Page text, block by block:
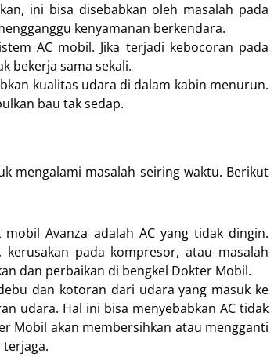
ini bisa disebabkan oleh masalah pada
kenyamanan berkendara.
AC mobil. Jika terjadi kebocoran pada
bekerja sama sekali.
kualitas udara di dalam kabin menurun.
bau tak sedap.
mengalami masalah seiring waktu. Berikut
Avanza adalah AC yang tidak dingin.
pada kompresor, atau masalah
dan perbaikan di bengkel Dokter Mobil.
dan kotoran dari udara yang masuk ke
udara. Hal ini bisa menyebabkan AC tidak
Mobil akan membersihkan atau mengganti